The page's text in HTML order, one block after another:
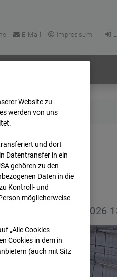
E-Mail Impressum
08.07.2026
Website zu
werden von uns
und dort
Datentransfer in ein
gehören zu den
Daten in die
Kontroll- und
möglicherweise
„Alle Cookies
Cookies in dem in
(auch mit Sitz